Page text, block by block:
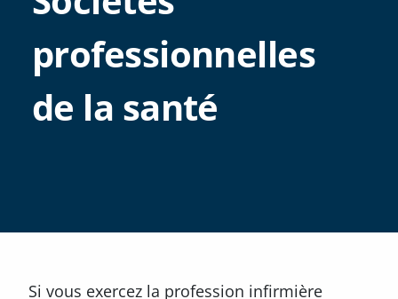
professionnelles
de la santé
Si vous exercez la profession infirmière